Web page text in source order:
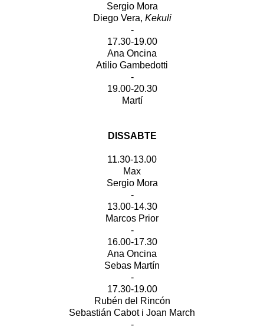
Sergio Mora
Diego Vera, Kekuli
-
17.30-19.00
Ana Oncina
Atilio Gambedotti
-
19.00-20.30
Martí
DISSABTE
11.30-13.00
Max
Sergio Mora
-
13.00-14.30
Marcos Prior
-
16.00-17.30
Ana Oncina
Sebas Martín
-
17.30-19.00
Rubén del Rincón
Sebastián Cabot i Joan March
-